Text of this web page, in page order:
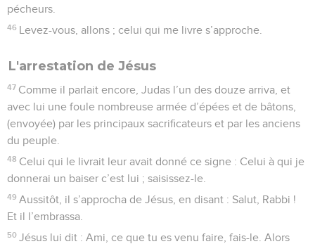
pécheurs.
46 Levez-vous, allons ; celui qui me livre s’approche.
L'arrestation de Jésus
47 Comme il parlait encore, Judas l’un des douze arriva, et
avec lui une foule nombreuse armée d’épées et de bâtons,
(envoyée) par les principaux sacrificateurs et par les anciens
du peuple.
48 Celui qui le livrait leur avait donné ce signe : Celui à qui je
donnerai un baiser c’est lui ; saisissez-le.
49 Aussitôt, il s’approcha de Jésus, en disant : Salut, Rabbi !
Et il l’embrassa.
50 Jésus lui dit : Ami, ce que tu es venu faire, fais-le. Alors